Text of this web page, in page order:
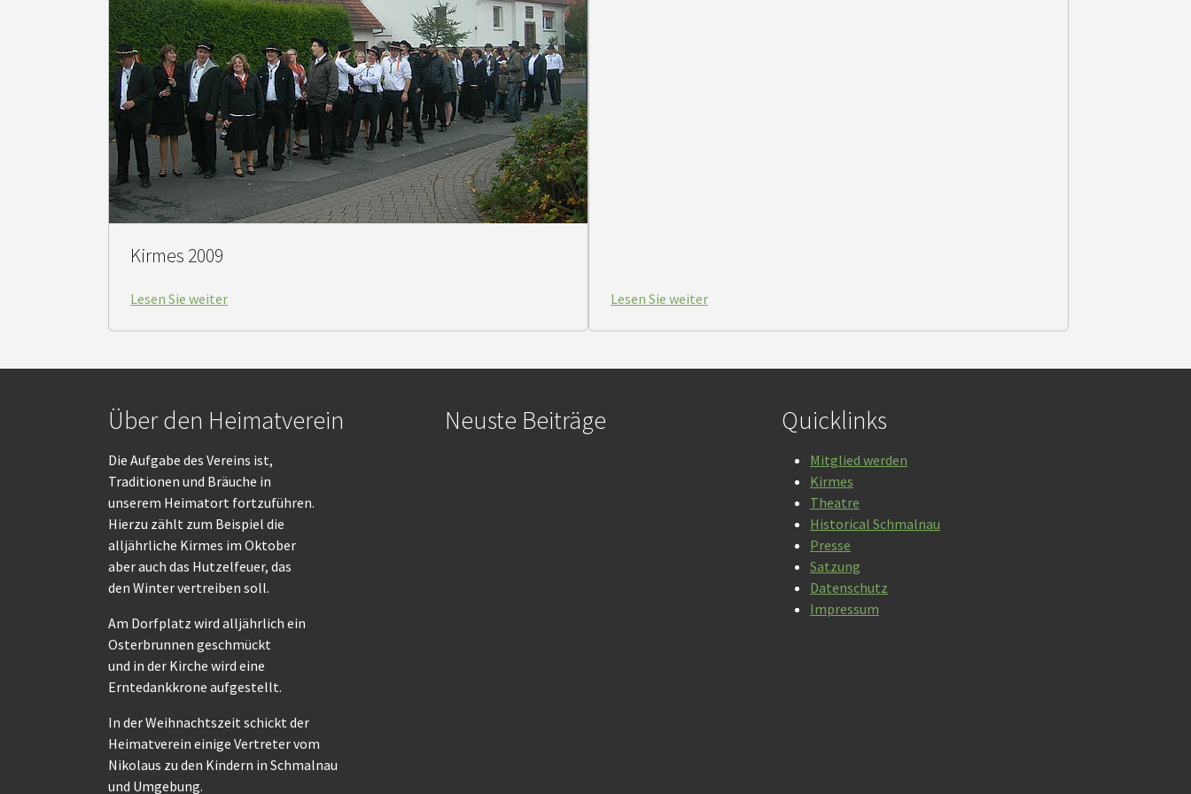
Kirmes 2009
Lesen Sie weiter Lesen Sie weiter
Über den Heimatverein
Die Aufgabe des Vereins ist,
Traditionen und Bräuche in
unserem Heimatort fortzuführen.
Hierzu zählt zum Beispiel die
alljährliche Kirmes im Oktober
aber auch das Hutzelfeuer, das
den Winter vertreiben soll.
Am Dorfplatz wird alljährlich ein
Osterbrunnen geschmückt
und in der Kirche wird eine
Erntedankkrone aufgestellt.
In der Weihnachtszeit schickt der
Heimatverein einige Vertreter vom
Nikolaus zu den Kindern in Schmalnau
und Umgebung.
Neuste Beiträge Quicklinks
Mitglied werden
Kirmes
Theatre
Historical Schmalnau
Presse
Satzung
Datenschutz
Impressum